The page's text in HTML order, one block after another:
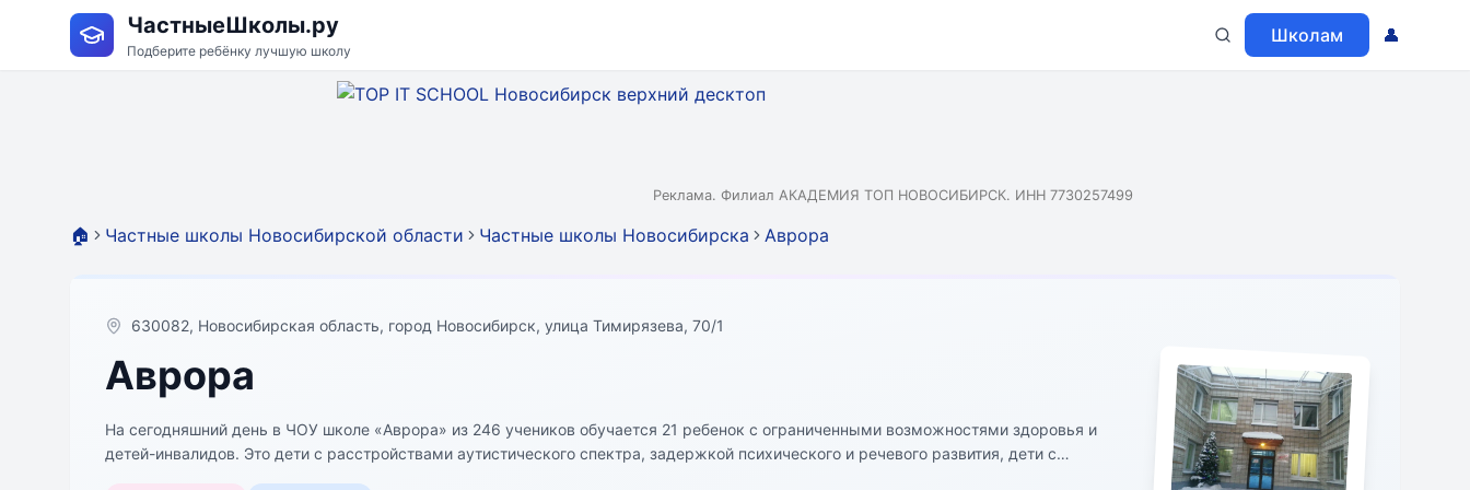
ЧастныеШколы.ру
Подберите ребёнку лучшую школу
Школам 👤
Реклама. Филиал АКАДЕМИЯ ТОП НОВОСИБИРСК. ИНН 7730257499
🏠 Частные школы Новосибирской области Частные школы Новосибирска Аврора
630082, Новосибирская область, город Новосибирск, улица Тимирязева, 70/1
Аврора
На сегодняшний день в ЧОУ школе «Аврора» из 246 учеников обучается 21 ребенок с ограниченными возможностями здоровья и
детей-инвалидов. Это дети с расстройствами аутистического спектра, задержкой психического и речевого развития, дети с